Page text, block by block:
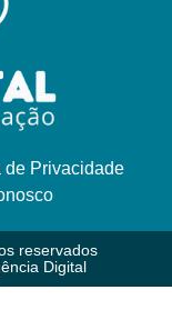
de Privacidade
reservados
Digital